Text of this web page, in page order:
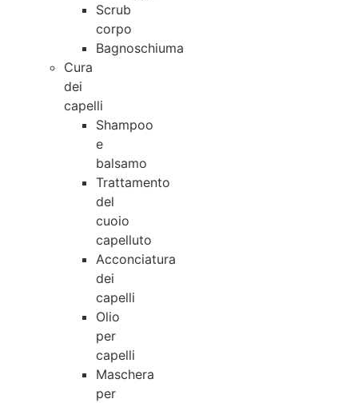
Scrub
corpo
Bagnoschiuma
Cura
dei
capelli
Shampoo
e
balsamo
Trattamento
del
cuoio
capelluto
Acconciatura
dei
capelli
Olio
per
capelli
Maschera
per